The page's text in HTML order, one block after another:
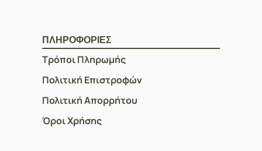
ΠΛΗΡΟΦΟΡΙΕΣ
Τρόποι Πληρωμής
Πολιτική Επιστροφών
Πολιτική Απορρήτου
Όροι Χρήσης